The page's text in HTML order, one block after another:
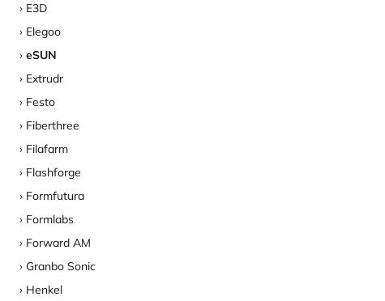
E3D
Elegoo
eSUN
Extrudr
Festo
Fiberthree
Filafarm
Flashforge
Formfutura
Formlabs
Forward AM
Granbo Sonic
Henkel